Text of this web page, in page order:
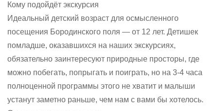
Кому подойдёт экскурсия
Идеальный детский возраст для осмысленного
посещения Бородинского поля — от 12 лет. Детишек
помладше, оказавшихся на наших экскурсиях,
обязательно заинтересуют природные просторы, где
можно побегать, попрыгать и поиграть, но на 3-4 часа
полноценной программы этого не хватит и малыши
устанут заметно раньше, чем нам с вами бы хотелось.